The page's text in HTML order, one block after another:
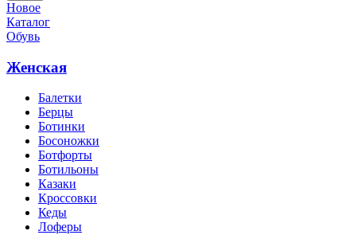
Новое
Каталог
Обувь
Женская
Балетки
Берцы
Ботинки
Босоножки
Ботфорты
Ботильоны
Казаки
Кроссовки
Кеды
Лоферы